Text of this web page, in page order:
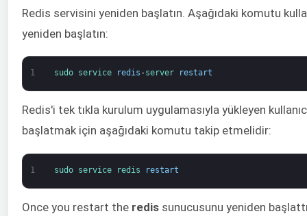
Redis servisini yeniden başlatın. Aşağıdaki komutu
yeniden başlatın:
1 sudo service redis -server restart
Redis'i tek tıkla kurulum uygulamasıyla yükleyen
başlatmak için aşağıdaki komutu takip etmelidir:
1 sudo service redis restart
Once you restart the redis sunucusunu yeniden